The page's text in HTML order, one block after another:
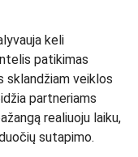
keli
patikimas
sklandžiam veiklos
partneriams
realiuoju laiku,
sutapimo.